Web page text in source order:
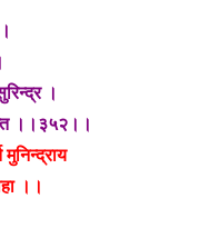
।
।।३५२।।
।।